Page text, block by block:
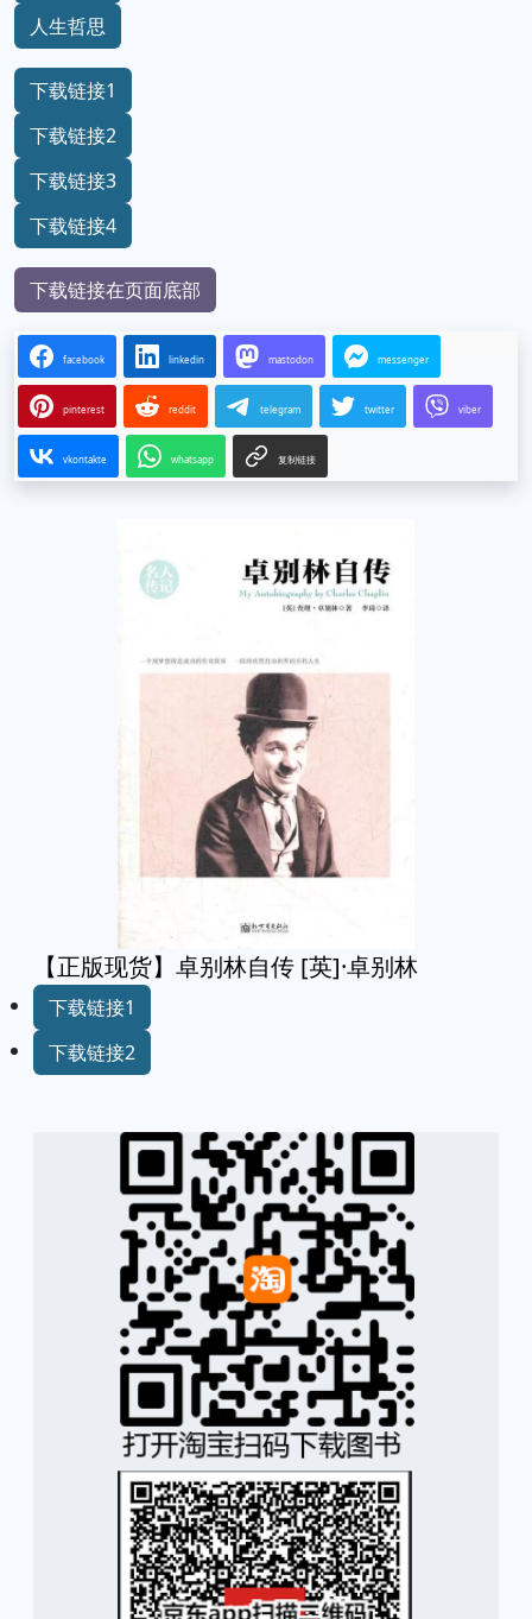
人生哲思
下载链接1
下载链接2
下载链接3
下载链接4
下载链接在页面底部
facebook linkedin mastodon messenger
pinterest reddit telegram twitter viber
vkontakte whatsapp 复制链接
【正版现货】卓别林自传 [英]·卓别林
下载链接1
下载链接2